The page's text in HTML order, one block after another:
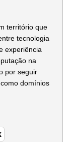
território que
tecnologia
experiência
na
por seguir
domínios